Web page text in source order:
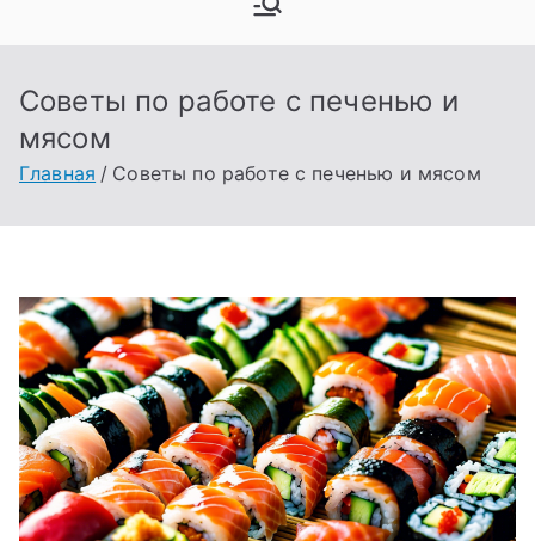
Советы по работе с печенью и
мясом
Главная Советы по работе с печенью и мясом